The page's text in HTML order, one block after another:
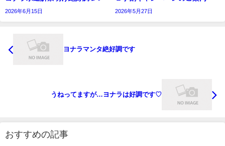
2026年6月15日 2026年5月27日
ヨナラマンタ絶好調です
うねってますが…ヨナラは好調です♡
おすすめの記事